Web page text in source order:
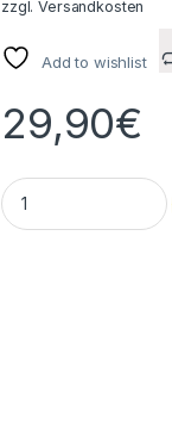
zzgl.Versandkosten
Add to wishlist
29,90€
Stabilus Lift-O-Mat